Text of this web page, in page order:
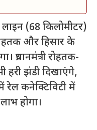
लाइन (68 किलोमीटर)
और हिसार के
प्रधानमंत्री रोहतक-
हरी झंडी दिखाएंगे,
रेल कनेक्टिविटी में
होगा।